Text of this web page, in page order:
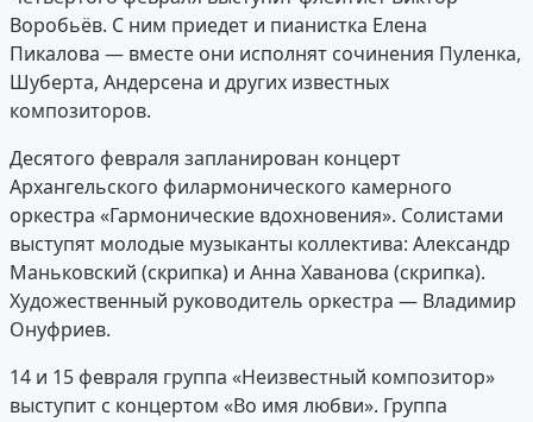
Воробьёв. С ним приедет и пианистка Елена
Пикалова — вместе они исполнят сочинения Пуленка,
Шуберта, Андерсена и других известных
композиторов.
Десятого февраля запланирован концерт
Архангельского филармонического камерного
оркестра «Гармонические вдохновения». Солистами
выступят молодые музыканты коллектива: Александр
Маньковский (скрипка) и Анна Хаванова (скрипка).
Художественный руководитель оркестра — Владимир
Онуфриев.
14 и 15 февраля группа «Неизвестный композитор»
выступит с концертом «Во имя любви». Группа